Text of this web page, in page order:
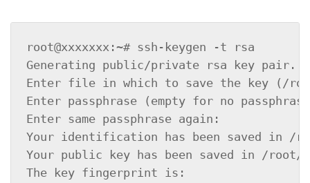
root@xxxxxxx:~# ssh-keygen -t rsa
Generating public/private rsa key pair.
Enter file in which to save the key (/
Enter passphrase (empty for no
Enter same passphrase again:
Your identification has been saved in /
Your public key has been saved in /root/
The key fingerprint is: